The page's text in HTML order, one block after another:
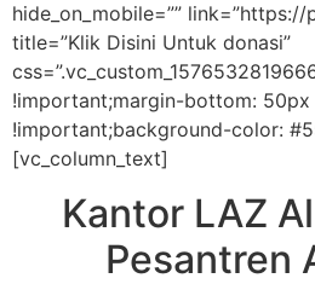
hide_on_mobile=”” link=”https://
title=”Klik Disini Untuk donasi”
!important;margin-bottom: 50px
!important;background-color:
[vc_column_text]
Kantor LAZ
Pesantren